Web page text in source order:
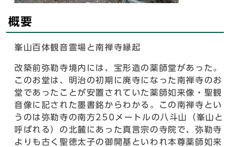
概要
峯山百体観音霊場と南禅寺縁起
改築前弥勒寺境内には、宝形造の薬師堂があった。
このお堂は、明治の初期に廃寺になった南禅寺のお
堂であったことが安置されていた薬師如来像・聖観
音像に記された墨書銘からわかる。この南禅寺とい
うのは弥勒寺の南方250メートルの八斗山（峯山と
呼ばれる）の北麓にあった真言宗の寺院で、弥勒寺
よりも古く聖徳太子の御開基といわれ本尊薬師如来